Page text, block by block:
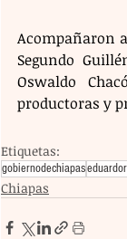
Acompañaron
Segundo
Oswaldo
productoras y
Etiquetas:
gobiernodechiapas
Chiapas